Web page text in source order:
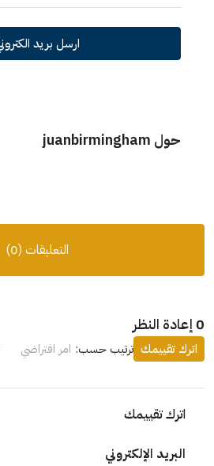
ارسل بريد الكتروني
حول juanbirmingham
التعليقات (0)
0 إعادة النظر
ترتيب حسب: امر افتراضي اترك تقييمك
اترك تقييمك
البريد الإلكتروني